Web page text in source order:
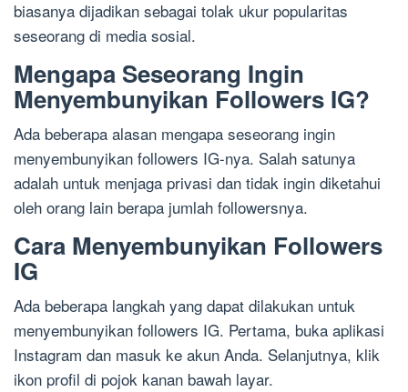
biasanya dijadikan sebagai tolak ukur popularitas
seseorang di media sosial.
Mengapa Seseorang Ingin
Menyembunyikan Followers IG?
Ada beberapa alasan mengapa seseorang ingin
menyembunyikan followers IG-nya. Salah satunya
adalah untuk menjaga privasi dan tidak ingin diketahui
oleh orang lain berapa jumlah followersnya.
Cara Menyembunyikan Followers
IG
Ada beberapa langkah yang dapat dilakukan untuk
menyembunyikan followers IG. Pertama, buka aplikasi
Instagram dan masuk ke akun Anda. Selanjutnya, klik
ikon profil di pojok kanan bawah layar.